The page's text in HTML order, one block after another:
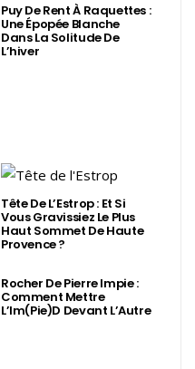
Puy De Rent À Raquettes :
Une Épopée Blanche
Dans La Solitude De
L’hiver
Tête De L’Estrop : Et Si
Vous Gravissiez Le Plus
Haut Sommet De Haute
Provence ?
Rocher De Pierre Impie :
Comment Mettre
L’Im(Pie)d Devant L’Autre